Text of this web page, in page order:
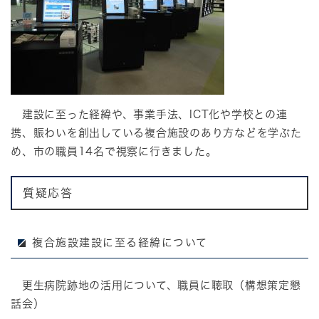
建設に至った経緯や、事業手法、ICT化や学校との連
携、賑わいを創出している複合施設のあり方などを学ぶた
め、市の職員14名で視察に行きました。
質疑応答
複合施設建設に至る経緯について
更生病院跡地の活用について、職員に聴取（構想策定懇
話会）